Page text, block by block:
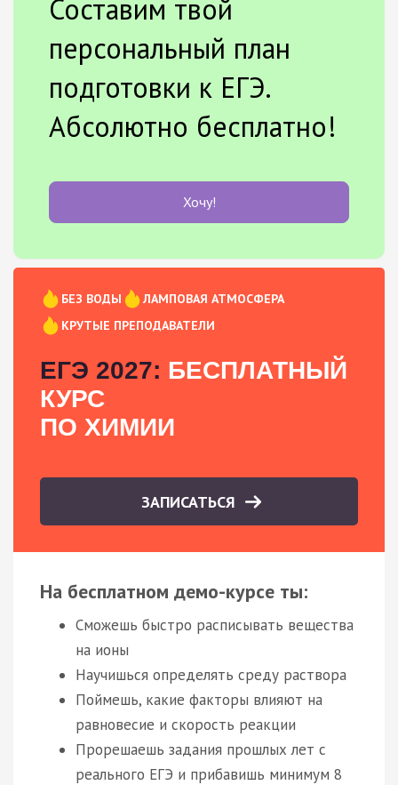
Составим твой
персональный план
подготовки к ЕГЭ.
Абсолютно бесплатно!
Хочу!
БЕЗ ВОДЫ
ЛАМПОВАЯ АТМОСФЕРА
КРУТЫЕ ПРЕПОДАВАТЕЛИ
ЕГЭ 2027: БЕСПЛАТНЫЙ
КУРС
ПО ХИМИИ
ЗАПИСАТЬСЯ
На бесплатном демо-курсе ты:
Сможешь быстро расписывать вещества
на ионы
Научишься определять среду раствора
Поймешь, какие факторы влияют на
равновесие и скорость реакции
Прорешаешь задания прошлых лет с
реального ЕГЭ и прибавишь минимум 8